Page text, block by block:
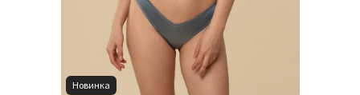
Новинка